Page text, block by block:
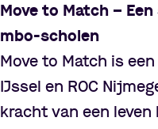
Move to Match –
mbo-scholen
Move to Match is
IJssel en ROC
kracht van een